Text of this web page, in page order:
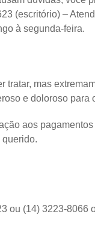
(escritório) –
à segunda-feira.
tratar, mas
e doloroso para
aos
ou (14) 3223-